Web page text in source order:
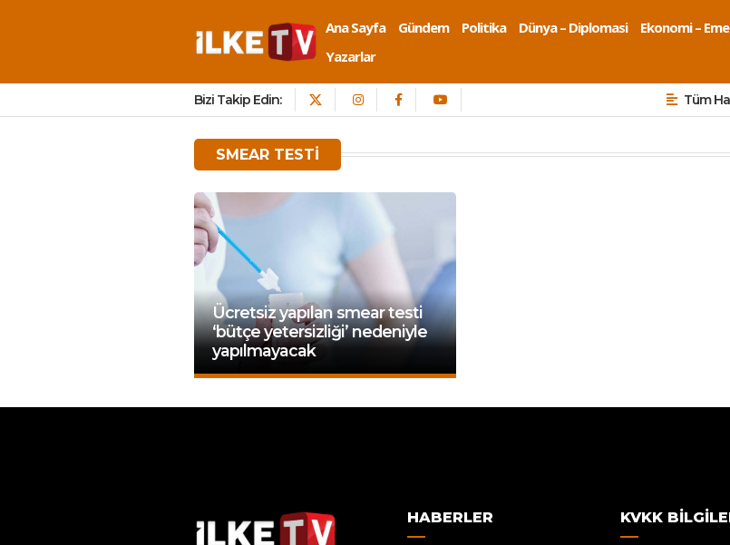
Ana Sayfa Gündem Politika Dünya – Diplomasi Ekonomi –
Yazarlar
Bizi Takip Edin: Tüm
SMEAR TESTI
Ücretsiz yapılan smear testi
‘bütçe yetersizliği’ nedeniyle
yapılmayacak
HABERLER KVKK